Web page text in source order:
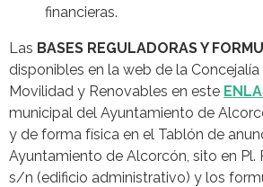
financieras.
Las BASES REGULADORAS Y
disponibles en la web de la Concejalía
Movilidad y Renovables en este
municipal del Ayuntamiento de
y de forma física en el Tablón de
Ayuntamiento de Alcorcón, sito en Pl.
s/n (edificio administrativo) y los